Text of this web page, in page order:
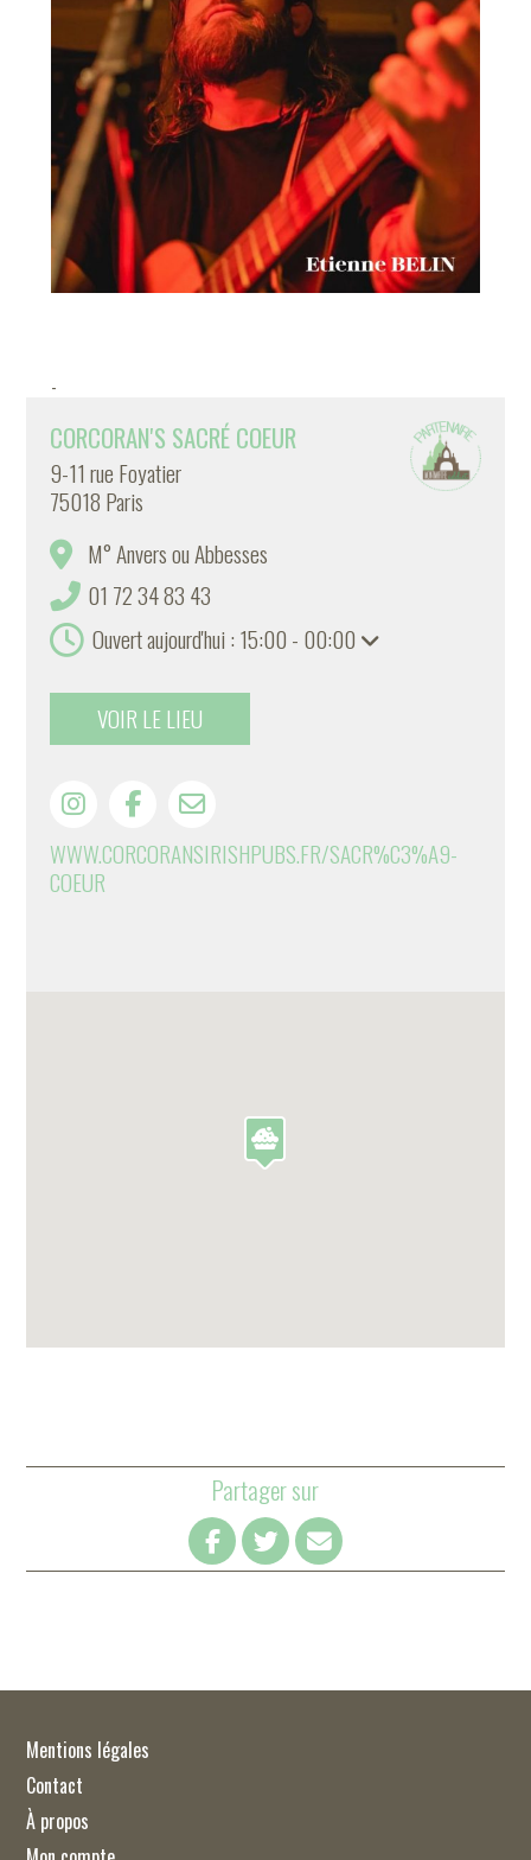
-
CORCORAN'S SACRÉ COEUR
9-11 rue Foyatier
75018 Paris
M° Anvers ou Abbesses
01 72 34 83 43
Ouvert aujourd'hui : 15:00 - 00:00
VOIR LE LIEU
WWW.CORCORANSIRISHPUBS.FR/SACR%C3%A9-
COEUR
Partager sur
Mentions légales
Contact
À propos